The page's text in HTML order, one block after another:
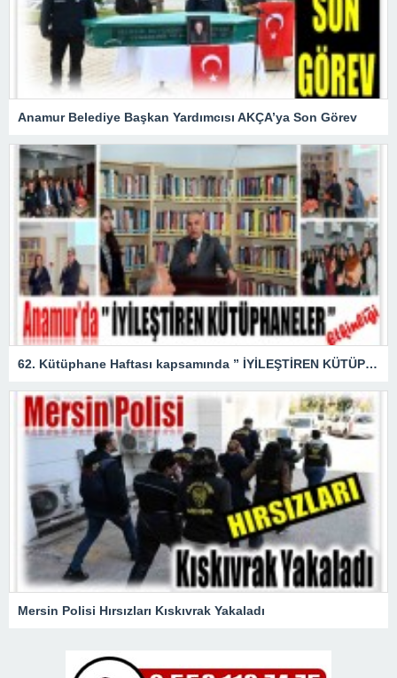
Anamur Belediye Başkan Yardımcısı AKÇA’ya Son Görev
62. Kütüphane Haftası kapsamında ” İYİLEŞTİREN KÜTÜPHANELER ” etkinliği düzenlendi.
Mersin Polisi Hırsızları Kıskıvrak Yakaladı